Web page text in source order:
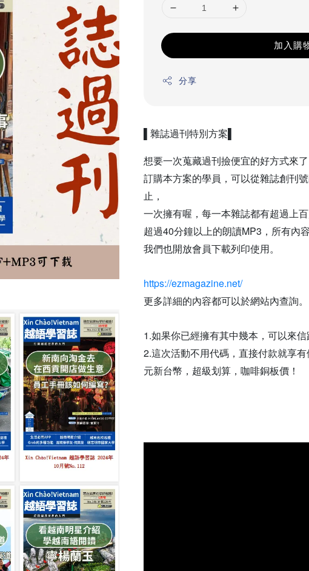
加入購
分享
▌雜誌過刊特別方案▌
想要一次蒐藏過刊撿便宜的好方式來
訂購本方案的學員，可以從雜誌創刊
止，
一次擁有喔，每一本雜誌都有超過上百
超過40分鐘以上的朗讀MP3，所有內
我們也開放會員下載列印使用。
https://ezmagazine.net/
更多詳細的內容都可以於網站內查詢。
1.如果你已經擁有其中幾本，可以來
2.這次活動不用代碼，直接付款就享
元新台幣，超級划算，咖啡銅板價！